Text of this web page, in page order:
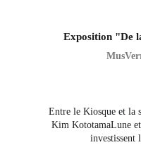
Exposition "De
Entre le Kiosque et la
Kim KototamaLune
investissent